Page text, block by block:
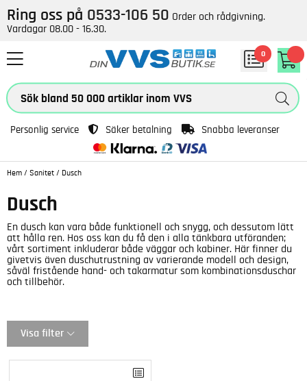
Ring oss på 0533-106 50 Order och rådgivning.
Vardagar 08.00 - 16.30.
0
Personlig service Säker betalning Snabba leveranser
Hem / Sanitet / Dusch
Dusch
En dusch kan vara både funktionell och snygg, och dessutom lätt
att hålla ren. Hos oss kan du få den i alla tänkbara utföranden;
vårt sortiment inkluderar både väggar och kabiner. Här finner du
givetvis även duschutrustning av varierande modell och design,
såväl fristående hand- och takarmatur som kombinationsduschar
och tillbehör.
Visa filter